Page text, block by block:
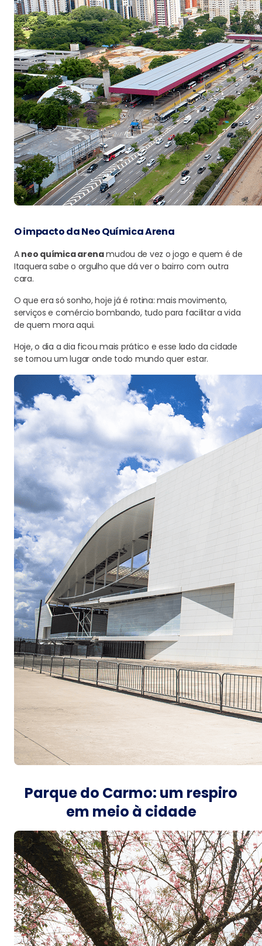
O impacto da Neo Química Arena
A neo química arenamudou de vez o jogo e quem é de
Itaquera sabe o orgulho que dá ver o bairro com outra
cara.
O que era só sonho, hoje já é rotina: mais movimento,
serviços e comércio bombando, tudo para facilitar a vida
de quem mora aqui.
Hoje, o dia a dia ficou mais prático e esse lado da cidade
se tornou um lugar onde todo mundo quer estar.
Parque do Carmo: um respiro
em meio à cidade